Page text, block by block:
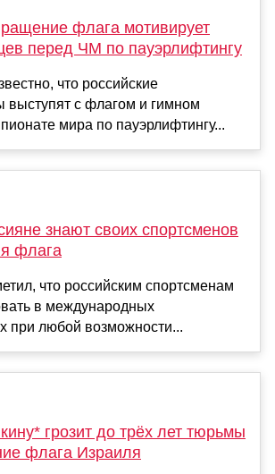
флага мотивирует
перед ЧМ по пауэрлифтингу
что российские
выступят с флагом и гимном
мира по пауэрлифтингу...
знают своих спортсменов
флага
что российским спортсменам
в международных
при любой возможности...
грозит до трёх лет тюрьмы
флага Израиля